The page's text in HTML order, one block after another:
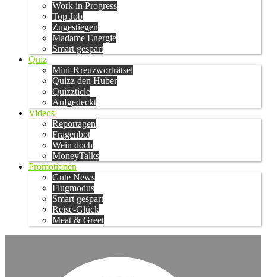
Work in Progress
Top Job
Zugestiegen
Madame Energie
Smart gespart
Quiz
Mini-Kreuzworträtsel
Quizz den Huber
Quizzticle
Aufgedeckt
Videos
Reportagen
Fragenbot
Wein doch
MoneyTalks
Promotionen
Gute News
Flugmodus
Smart gespart
Reise-Glück
Meat & Greet